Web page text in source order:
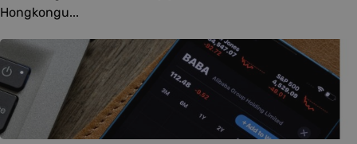
Hongkongu...